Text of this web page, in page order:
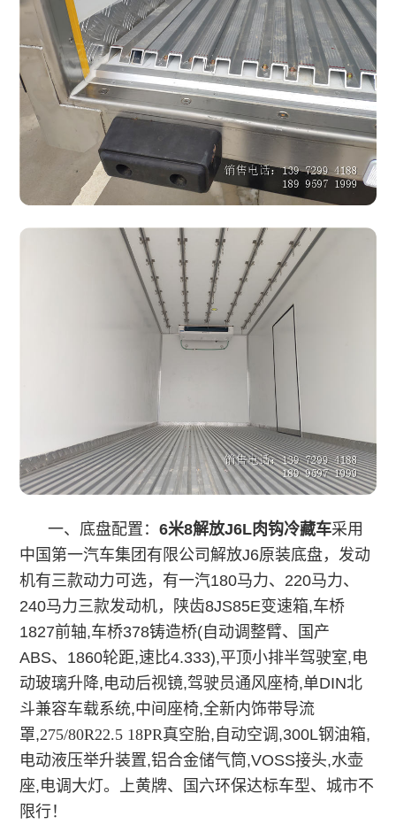
一、底盘配置：6米8解放J6L肉钩冷藏车采用
中国第一汽车集团有限公司解放J6原装底盘，发动
机有三款动力可选，有一汽180马力、220马力、
240马力三款发动机，陕齿8JS85E变速箱,车桥
1827前轴,车桥378铸造桥(自动调整臂、国产
ABS、1860轮距,速比4.333),平顶小排半驾驶室,电
动玻璃升降,电动后视镜,驾驶员通风座椅,单DIN北
斗兼容车载系统,中间座椅,全新内饰带导流
罩,275/80R22.5 18PR真空胎,自动空调,300L钢油箱,
电动液压举升装置,铝合金储气筒,VOSS接头,水壶
座,电调大灯。上黄牌、国六环保达标车型、城市不
限行！